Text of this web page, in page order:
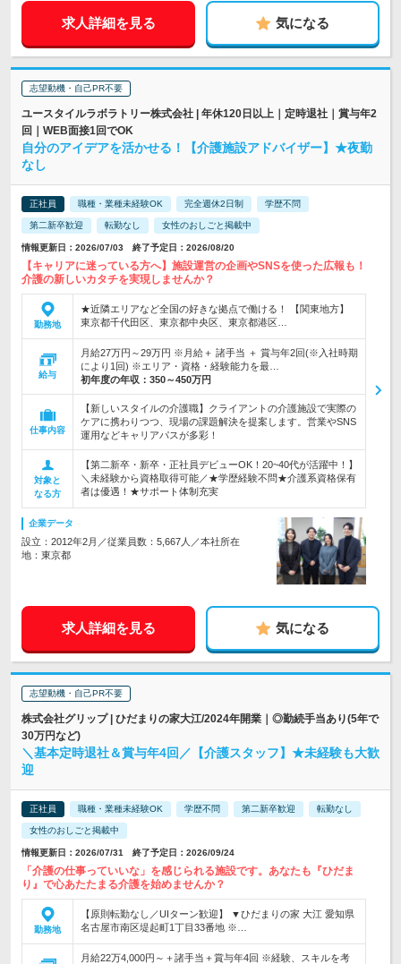
求人詳細を見る 気になる
志望動機・自己PR不要
ユースタイルラボラトリー株式会社 | 年休120日以上｜定時退社｜賞与年2
回｜WEB面接1回でOK
自分のアイデアを活かせる！【介護施設アドバイザー】★夜勤
なし
正社員 職種・業種未経験OK 完全週休2日制 学歴不問
第二新卒歓迎 転勤なし 女性のおしごと掲載中
情報更新日：2026/07/03 終了予定日：2026/08/20
【キャリアに迷っている方へ】施設運営の企画やSNSを使った広報も！
介護の新しいカタチを実現しませんか？
勤務地
★近隣エリアなど全国の好きな拠点で働ける！ 【関東地方】
東京都千代田区、東京都中央区、東京都港区…
給与
月給27万円～29万円 ※月給＋ 諸手当 ＋ 賞与年2回(※入社時期
により1回) ※エリア・資格・経験能力を最…
初年度の年収： 350～450万円
仕事内容
【新しいスタイルの介護職】クライアントの介護施設で実際の
ケアに携わりつつ、現場の課題解決を提案します。営業やSNS
運用などキャリアパスが多彩！
対象と
なる方
【第二新卒・新卒・正社員デビューOK！20~40代が活躍中！】
＼未経験から資格取得可能／★学歴経験不問★介護系資格保有
者は優遇！★サポート体制充実
企業データ
設立：2012年2月／従業員数：5,667人／本社所在
地：東京都
求人詳細を見る 気になる
志望動機・自己PR不要
株式会社グリップ | ひだまりの家大江/2024年開業｜◎勤続手当あり(5年で
30万円など)
＼基本定時退社＆賞与年4回／【介護スタッフ】★未経験も大歓
迎
正社員 職種・業種未経験OK 学歴不問 第二新卒歓迎 転勤なし
女性のおしごと掲載中
情報更新日：2026/07/31 終了予定日：2026/09/24
「介護の仕事っていいな」を感じられる施設です。あなたも『ひだま
り』で心あたたまる介護を始めませんか？
勤務地
【原則転勤なし／UIターン歓迎】 ▼ひだまりの家 大江 愛知県
名古屋市南区堤起町1丁目33番地 ※…
月給22万4,000円～＋諸手当＋賞与年4回 ※経験、スキルを考